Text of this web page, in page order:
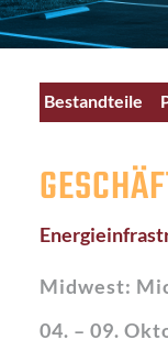
Bestandteile
Midwest:
04. – 09.